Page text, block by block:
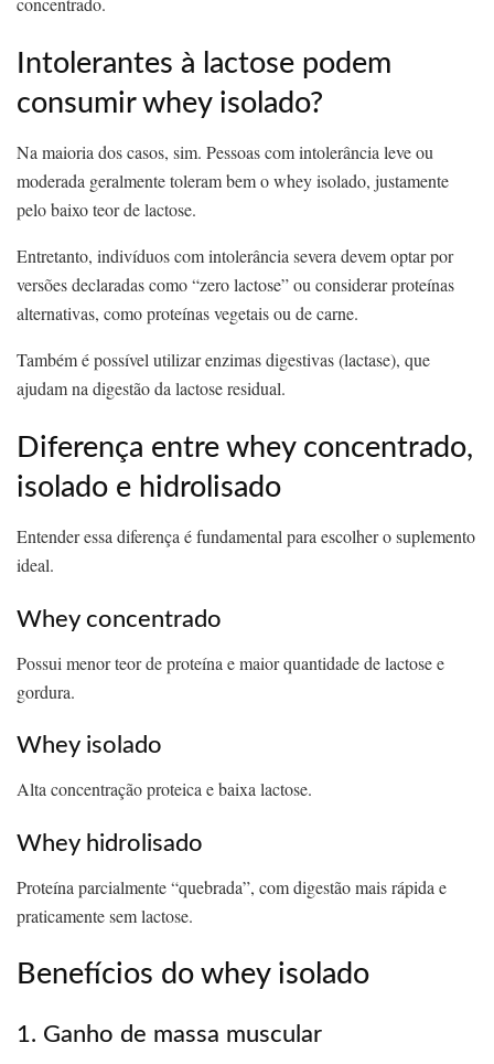
Intolerantes à lactose podem
consumir whey isolado?
Na maioria dos casos, sim. Pessoas com intolerância leve ou
moderada geralmente toleram bem o whey isolado, justamente
pelo baixo teor de lactose.
Entretanto, indivíduos com intolerância severa devem optar por
versões declaradas como “zero lactose” ou considerar proteínas
alternativas, como proteínas vegetais ou de carne.
Também é possível utilizar enzimas digestivas (lactase), que
ajudam na digestão da lactose residual.
Diferença entre whey concentrado,
isolado e hidrolisado
Entender essa diferença é fundamental para escolher o suplemento
ideal.
Whey concentrado
Possui menor teor de proteína e maior quantidade de lactose e
gordura.
Whey isolado
Alta concentração proteica e baixa lactose.
Whey hidrolisado
Proteína parcialmente “quebrada”, com digestão mais rápida e
praticamente sem lactose.
Benefícios do whey isolado
1. Ganho de massa muscular